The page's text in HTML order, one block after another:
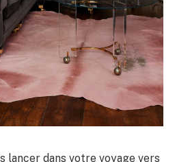
lancer dans votre voyage vers